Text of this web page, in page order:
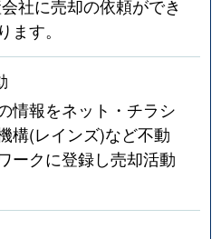
社に売却の依頼ができ
す。
情報をネット・チラシ
構(レインズ)など不動
ークに登録し売却活動